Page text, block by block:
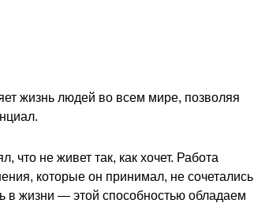
жизнь людей во всем мире, позволяя
что не живет так, как хочет. Работа
которые он принимал, не сочетались
в жизни — этой способностью обладаем